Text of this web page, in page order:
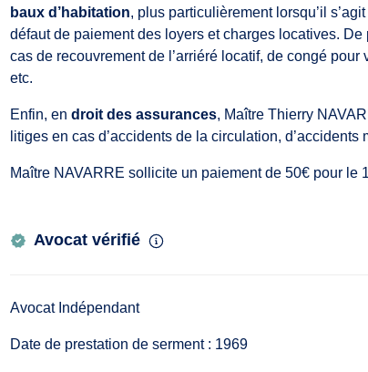
baux d’habitation, plus particulièrement lorsqu’il
défaut de paiement des loyers et charges locatives.
cas de recouvrement de l’arriéré locatif, de congé
etc.
Enfin, en droit des assurances, Maître Thierry
litiges en cas d’accidents de la circulation,
Maître NAVARRE sollicite un paiement de 50€ pour le
Avocat vérifié
Avocat Indépendant
Date de prestation de serment : 1969